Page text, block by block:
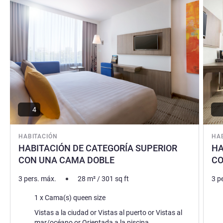
Posma M Silitonga, Gestión hotelera
HABITACIÓN
HABITACIÓN DE CATEGORÍA SUPERIOR
CON UNA CAMA DOBLE
4
3 pers. máx. 28 m²/301 sq ft
Ropa de cama
1 x Cama(s) queen size
Views :Vistas a la ciudad or Vistas al puerto or Vistas al
3